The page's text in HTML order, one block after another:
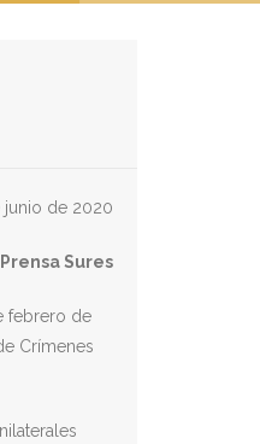
junio de 2020
Prensa Sures
febrero de
Crímenes